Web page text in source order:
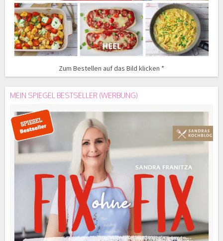
Zum Bestellen auf das Bild klicken *
MEIN SPIEGEL BESTSELLER (WERBUNG)